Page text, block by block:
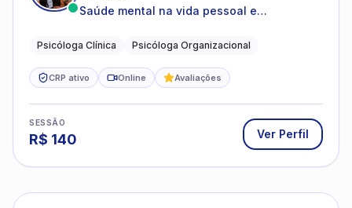
Saúde mental na vida pessoal e
Psicóloga Clínica Psicóloga Organizacional
CRP ativo Online Avaliações
SESSÃO
R$ 140 Ver Perfil